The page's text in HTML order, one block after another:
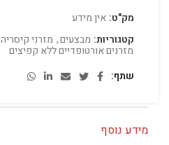
מק"ט: אין מידע
קטגוריות: מבצעים, מזרני קיסריה
מזרנים אורטופדיים ללא קפיצים
שתף
מידע נוסף